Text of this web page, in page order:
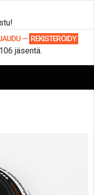
— REKISTERÖIDY
jäsentä.